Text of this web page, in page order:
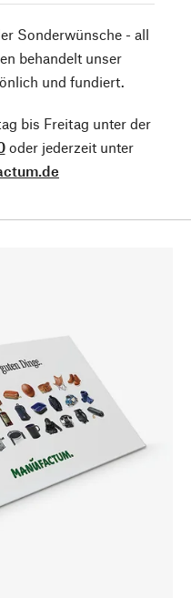
Sonderwünsche - all
behandelt unser
und fundiert.
bis Freitag unter der
oder jederzeit unter